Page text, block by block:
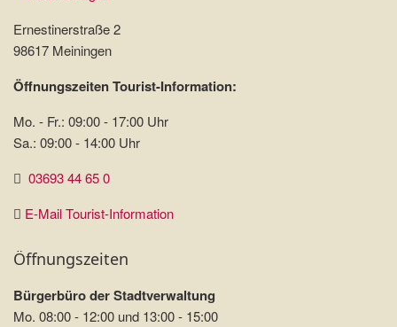
Ernestinerstraße 2
98617 Meiningen
Öffnungszeiten Tourist-Information:
Mo. - Fr.: 09:00 - 17:00 Uhr
Sa.: 09:00 - 14:00 Uhr
03693 44 65 0
E-Mail Tourist-Information
Öffnungszeiten
Bürgerbüro der Stadtverwaltung
Mo. 08:00 - 12:00 und 13:00 - 15:00